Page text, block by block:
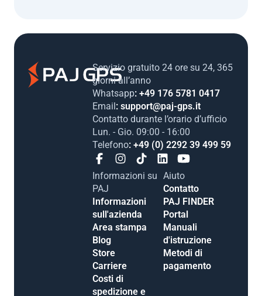
Servizio gratuito 24 ore su 24, 365
giorni all’anno
Whatsapp: +49 176 5781 0417
Email : support@paj-gps.it
Contatto durante l’orario d’ufficio
Lun. - Gio. 09:00 - 16:00
Telefono: +49 (0) 2292 39 499 59
Informazioni su
PAJ
Informazioni
sull'azienda
Area stampa
Blog
Store
Carriere
Costi di
spedizione e
Aiuto
Contatto
PAJ FINDER
Portal
Manuali
d'istruzione
Metodi di
pagamento